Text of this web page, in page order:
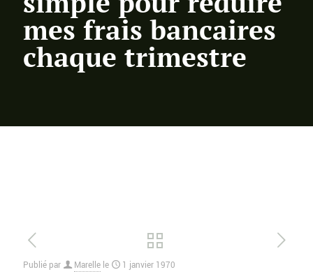
mes frais bancaires
chaque trimestre
Publié par Marelle le 1 janvier 1970